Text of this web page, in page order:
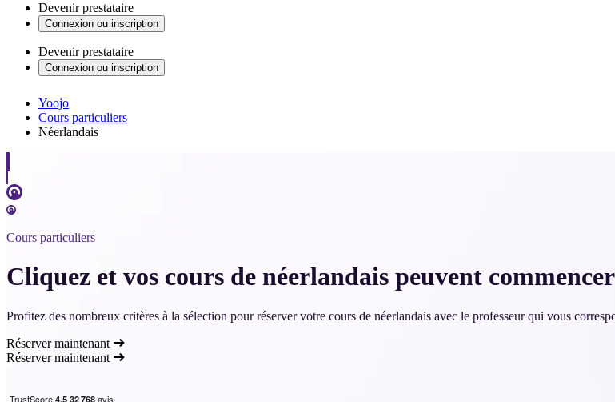
Devenir prestataire
Connexion ou inscription
Devenir prestataire
Connexion ou inscription
Yoojo
Cours particuliers
Néerlandais
Cours particuliers
Cliquez et vos cours de néerlandais peuvent commencer
Profitez des nombreux critères à la sélection pour réserver votre cours de néerlandais avec le professeur qui vous
Réserver maintenant
Réserver maintenant